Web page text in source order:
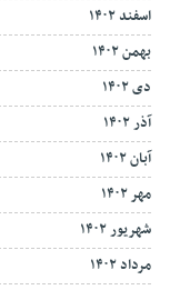
اسفند ۱۴۰۲
بهمن ۱۴۰۲
دی ۱۴۰۲
آذر ۱۴۰۲
آبان ۱۴۰۲
مهر ۱۴۰۲
شهریور ۱۴۰۲
مرداد ۱۴۰۲